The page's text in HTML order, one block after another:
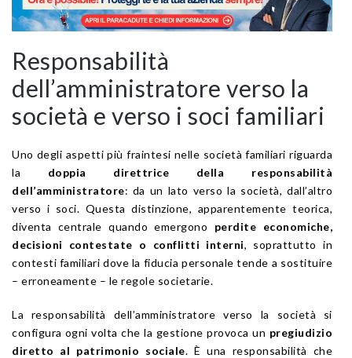
Responsabilità
dell’amministratore verso la
società e verso i soci familiari
Uno degli aspetti più fraintesi nelle società familiari riguarda
la doppia direttrice della responsabilità
dell’amministratore: da un lato verso la società, dall’altro
verso i soci. Questa distinzione, apparentemente teorica,
diventa centrale quando emergono perdite economiche,
decisioni contestate o conflitti interni, soprattutto in
contesti familiari dove la fiducia personale tende a sostituire
– erroneamente – le regole societarie.
La responsabilità dell’amministratore verso la società si
configura ogni volta che la gestione provoca un pregiudizio
diretto al patrimonio sociale. È una responsabilità che